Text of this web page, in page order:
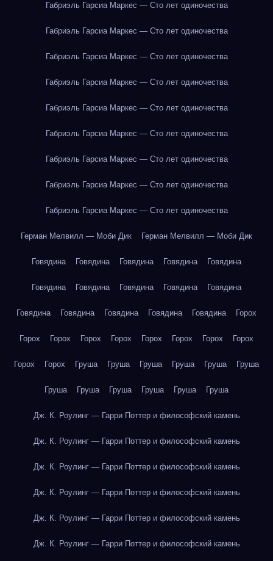
Габриэль Гарсиа Маркес — Сто лет одиночества
Габриэль Гарсиа Маркес — Сто лет одиночества
Габриэль Гарсиа Маркес — Сто лет одиночества
Габриэль Гарсиа Маркес — Сто лет одиночества
Габриэль Гарсиа Маркес — Сто лет одиночества
Габриэль Гарсиа Маркес — Сто лет одиночества
Габриэль Гарсиа Маркес — Сто лет одиночества
Габриэль Гарсиа Маркес — Сто лет одиночества
Габриэль Гарсиа Маркес — Сто лет одиночества
Герман Мелвилл — Моби Дик Герман Мелвилл — Моби Дик
Говядина Говядина Говядина Говядина Говядина
Говядина Говядина Говядина Говядина Говядина
Говядина Говядина Говядина Говядина Говядина Горох
Горох Горох Горох Горох Горох Горох Горох Горох
Горох Горох Груша Груша Груша Груша Груша Груша
Груша Груша Груша Груша Груша Груша
Дж. К. Роулинг — Гарри Поттер и философский камень
Дж. К. Роулинг — Гарри Поттер и философский камень
Дж. К. Роулинг — Гарри Поттер и философский камень
Дж. К. Роулинг — Гарри Поттер и философский камень
Дж. К. Роулинг — Гарри Поттер и философский камень
Дж. К. Роулинг — Гарри Поттер и философский камень